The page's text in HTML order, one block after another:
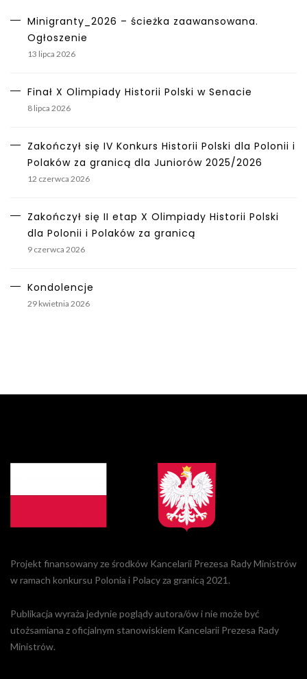
Minigranty_2026 – ścieżka zaawansowana.
Ogłoszenie
13 lipca 2026
Finał X Olimpiady Historii Polski w Senacie
8 lipca 2026
Zakończył się IV Konkurs Historii Polski dla Polonii i
Polaków za granicą dla Juniorów 2025/2026
12 czerwca 2026
Zakończył się II etap X Olimpiady Historii Polski
dla Polonii i Polaków za granicą
9 czerwca 2026
Kondolencje
29 kwietnia 2026
Projekt finansowany ze środków Kancelarii Prezesa Rady Ministrów
w ramach konkursu Polonia i Polacy za granicą 2021.
Publikacja wyraża jedynie poglądy autora/ów i nie może być
utożsamiana z oficjalnym stanowiskiem Kancelarii Prezesa Rady
Ministrów.